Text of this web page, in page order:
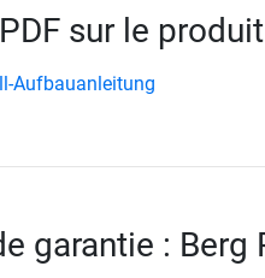
sur le produit
Aufbauanleitung
garantie : Berg